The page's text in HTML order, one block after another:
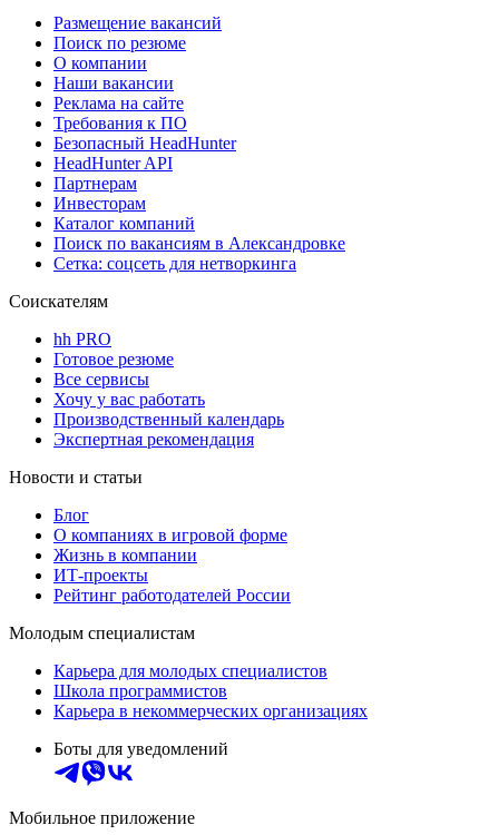
Размещение вакансий
Поиск по резюме
О компании
Наши вакансии
Реклама на сайте
Требования к ПО
Безопасный HeadHunter
HeadHunter API
Партнерам
Инвесторам
Каталог компаний
Поиск по вакансиям в Александровке
Сетка: соцсеть для нетворкинга
Соискателям
hh PRO
Готовое резюме
Все сервисы
Хочу у вас работать
Производственный календарь
Экспертная рекомендация
Новости и статьи
Блог
О компаниях в игровой форме
Жизнь в компании
ИТ-проекты
Рейтинг работодателей России
Молодым специалистам
Карьера для молодых специалистов
Школа программистов
Карьера в некоммерческих организациях
Боты для уведомлений
Мобильное приложение